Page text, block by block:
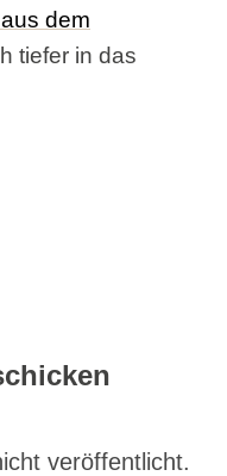
dem
tiefer in das
veröffentlicht.